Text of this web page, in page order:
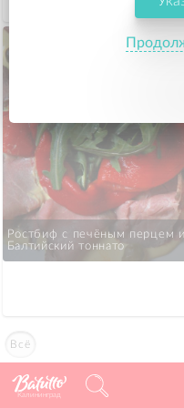
Всё
Ростбиф с печёным перцем
Балтийский тоннато
Калининград